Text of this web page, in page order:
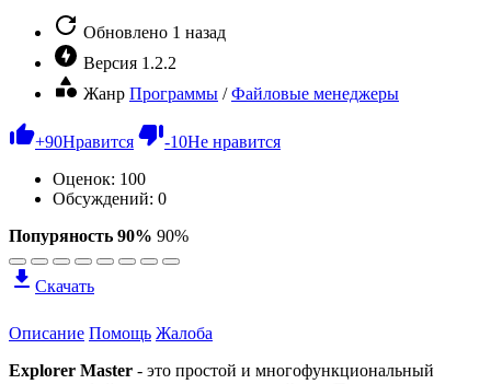
Обновлено 1 назад
Версия 1.2.2
Жанр Программы /Файловые менеджеры
+90Нравится -10Не нравится
Оценок: 100
Обсуждений: 0
Попуряность 90% 90%
Скачать
Описание Помощь Жалоба
Explorer Master - это простой и многофункциональный